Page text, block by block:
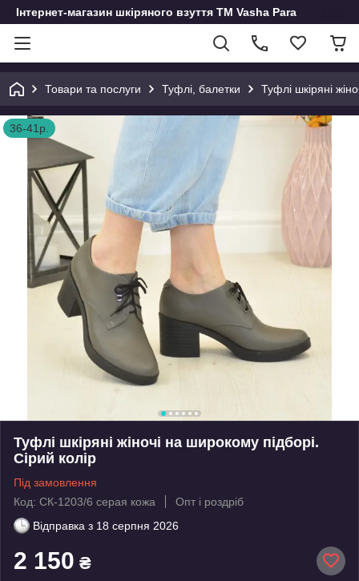
Інтернет-магазин шкіряного взуття ТМ Vasha Para
Товари та послуги Туфлі, балетки Туфлі шкіряні
36-41р.
Туфлі шкіряні жіночі на широкому підборі.
Сірий колір
Під замовлення
Код: СК-1203/6 серая кожа
Опт і роздріб
Відправка з 18 серпня 2026
2 150 ₴